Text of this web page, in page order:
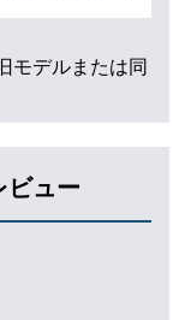
モデルまたは同
ビュー